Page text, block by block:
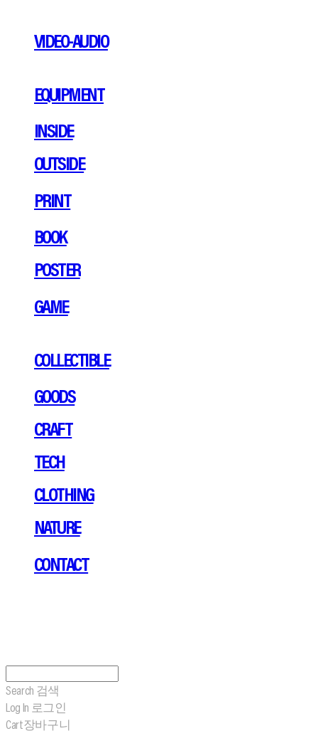
VIDEO-AUDIO
EQUIPMENT
INSIDE
OUTSIDE
PRINT
BOOK
POSTER
GAME
COLLECTIBLE
GOODS
CRAFT
TECH
CLOTHING
NATURE
CONTACT
Search 검색
Log In 로그인
Cart장바구니